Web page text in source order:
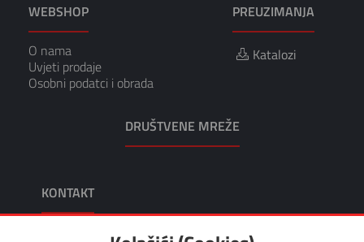
WEBSHOP
O nama
Uvjeti prodaje
Osobni podatci i obrada
PREUZIMANJA
Katalozi
DRUŠTVENE MREŽE
KONTAKT
KIKO TRGOVINA I USLUGE, VL. TOMISLAV KRUŠEC